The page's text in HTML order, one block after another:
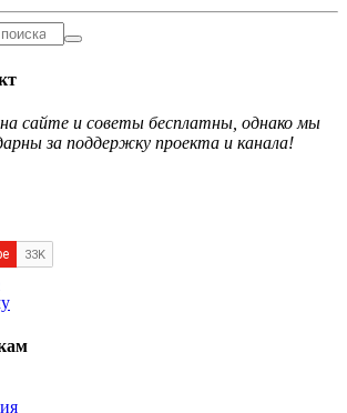
сайте и советы бесплатны, однако мы
за поддержку проекта и канала!